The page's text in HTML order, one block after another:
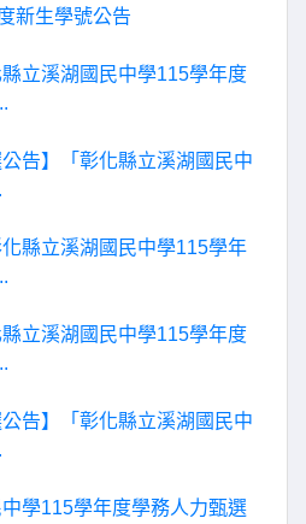
新生學號公告
縣立溪湖國民中學115學年度
公告】「彰化縣立溪湖國民中
化縣立溪湖國民中學115學年
縣立溪湖國民中學115學年度
公告】「彰化縣立溪湖國民中
學115學年度學務人力甄選